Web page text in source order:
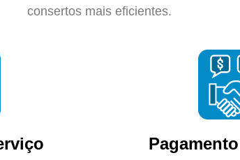
consertos mais eficientes.